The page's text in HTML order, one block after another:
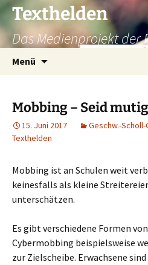
Texthelden
Das Medienprojekt der
Menü
Mobbing – Seid
15. Juni 2017
Geschw.-
Texthelden
Mobbing ist an Schulen weit
keinesfalls als kleine
unterschätzen.
Es gibt verschiedene Formen
Cybermobbing beispielsweise
zur Zielscheibe. Erwachsene